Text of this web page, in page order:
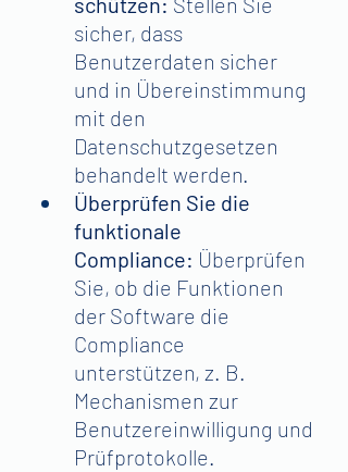
sicher, dass
Benutzerdaten sicher
und in Übereinstimmung
mit den
Datenschutzgesetzen
behandelt werden.
Überprüfen Sie die
funktionale
Compliance: Überprüfen
Sie, ob die Funktionen
der Software die
Compliance
unterstützen, z. B.
Mechanismen zur
Benutzereinwilligung und
Prüfprotokolle.